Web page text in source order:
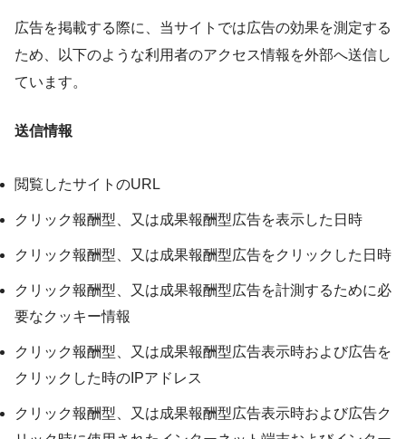
広告を掲載する際に、当サイトでは広告の効果を測定する
ため、以下のような利用者のアクセス情報を外部へ送信し
ています。
送信情報
閲覧したサイトのURL
クリック報酬型、又は成果報酬型広告を表示した日時
クリック報酬型、又は成果報酬型広告をクリックした日時
クリック報酬型、又は成果報酬型広告を計測するために必
要なクッキー情報
クリック報酬型、又は成果報酬型広告表示時および広告を
クリックした時のIPアドレス
クリック報酬型、又は成果報酬型広告表示時および広告ク